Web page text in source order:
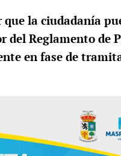
la ciudadanía
del Reglamento de
en fase de